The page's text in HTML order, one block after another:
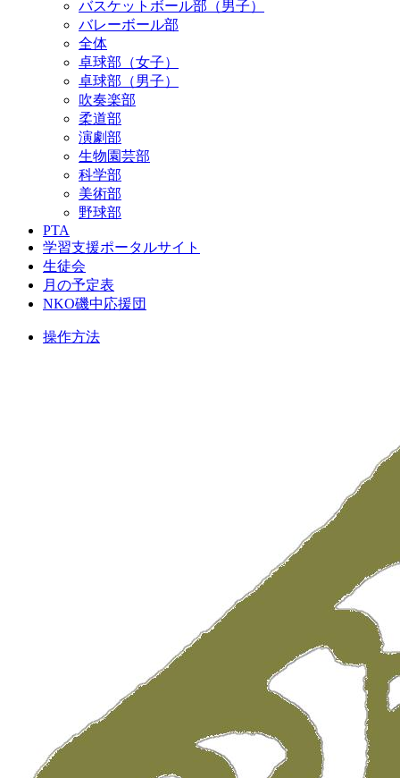
バスケットボール部（男子）
バレーボール部
全体
卓球部（女子）
卓球部（男子）
吹奏楽部
柔道部
演劇部
生物園芸部
科学部
美術部
野球部
PTA
学習支援ポータルサイト
生徒会
月の予定表
NKO磯中応援団
操作方法